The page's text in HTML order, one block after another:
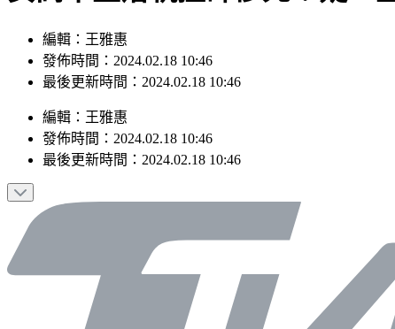
編輯：王雅惠
發佈時間：2024.02.18 10:46
最後更新時間：2024.02.18 10:46
編輯 ： 王雅惠
發佈時間： 2024.02.18 10:46
最後更新時間： 2024.02.18 10:46